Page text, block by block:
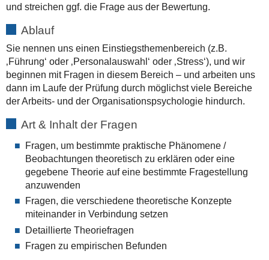
und streichen ggf. die Frage aus der Bewertung.
Ablauf
Sie nennen uns einen Einstiegsthemenbereich (z.B.
‚Führung‘ oder ‚Personalauswahl‘ oder ‚Stress‘), und wir
beginnen mit Fragen in diesem Bereich – und arbeiten uns
dann im Laufe der Prüfung durch möglichst viele Bereiche
der Arbeits- und der Organisationspsychologie hindurch.
Art & Inhalt der Fragen
Fragen, um bestimmte praktische Phänomene /
Beobachtungen theoretisch zu erklären oder eine
gegebene Theorie auf eine bestimmte Fragestellung
anzuwenden
Fragen, die verschiedene theoretische Konzepte
miteinander in Verbindung setzen
Detaillierte Theoriefragen
Fragen zu empirischen Befunden